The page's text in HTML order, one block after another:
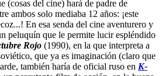
(cosas del cine) hará de padre de
ambos solo mediaba 12 años: ¡este
En esa senda del cine aventurero y
peluquín que le permite lucir espléndido
Rojo (1990), en la que interpreta a
que ya es imaginación (claro que
también haría de oficial ruso en K-